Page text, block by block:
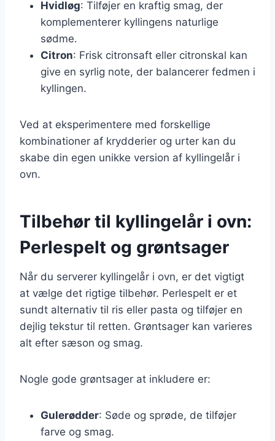
Hvidløg: Tilføjer en kraftig smag, der
komplementerer kyllingens naturlige
sødme.
Citron: Frisk citronsaft eller citronskal kan
give en syrlig note, der balancerer fedmen i
kyllingen.
Ved at eksperimentere med forskellige
kombinationer af krydderier og urter kan du
skabe din egen unikke version af kyllingelår i
ovn.
Tilbehør til kyllingelår i ovn:
Perlespelt og grøntsager
Når du serverer kyllingelår i ovn, er det vigtigt
at vælge det rigtige tilbehør. Perlespelt er et
sundt alternativ til ris eller pasta og tilføjer en
dejlig tekstur til retten. Grøntsager kan varieres
alt efter sæson og smag.
Nogle gode grøntsager at inkludere er:
Gulerødder: Søde og sprøde, de tilføjer
farve og smag.